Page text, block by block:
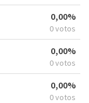
0,00%
0 votos
0,00%
0 votos
0,00%
0 votos